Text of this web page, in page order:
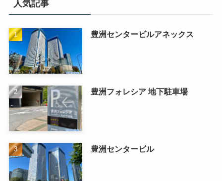
人気記事
豊洲センタービルアネックス
豊洲フォレシア 地下駐車場
豊洲センタービル